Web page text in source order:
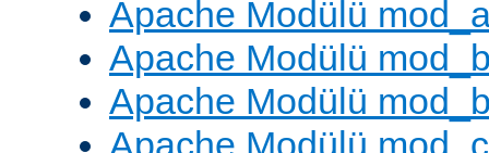
Apache Modülü
Apache Modülü
Apache Modülü
Apache Modülü